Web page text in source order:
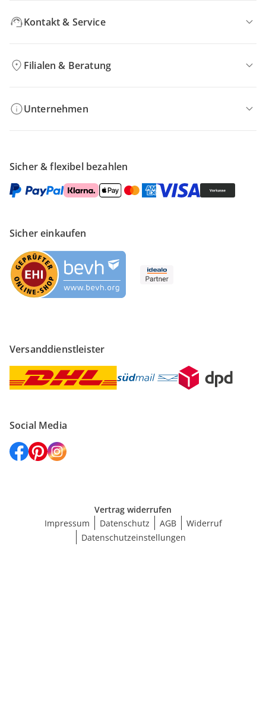
Kontakt & Service
Filialen & Beratung
Unternehmen
Sicher & flexibel bezahlen
Sicher einkaufen
Versanddienstleister
Social Media
Vertrag widerrufen
Impressum
Datenschutz AGB
Widerruf
Datenschutzeinstellungen